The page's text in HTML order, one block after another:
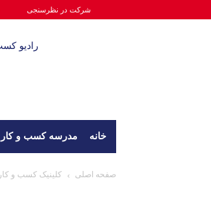
شرکت در نظرسنجی
خانه مدرسه کسب و کار
صفحه اصلی کلینیک کسب و کار